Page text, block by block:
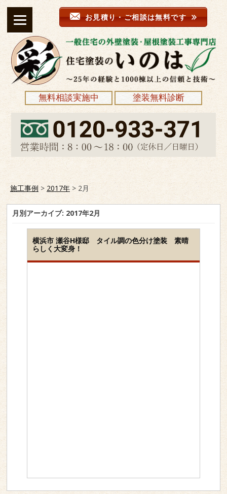
お見積り・ご相談は無料です
無料相談実施中 塗装無料診断
施工事例>2017年 > 2月
月別アーカイブ: 2017年2月
横浜市 瀬谷H様邸 タイル調の色分け塗装 素晴
らしく大変身！